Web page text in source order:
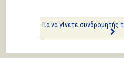
Για να γίνετε